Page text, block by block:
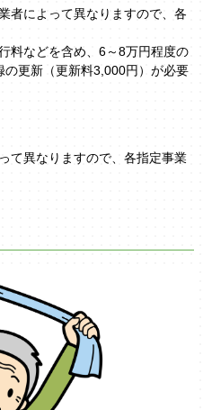
者によって異なりますので、各
料などを含め、6～8万円程度の
更新（更新料3,000円）が必要
て異なりますので、各指定事業